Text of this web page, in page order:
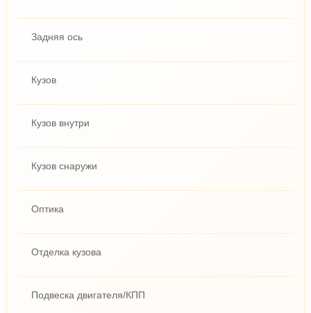
Задняя ось
Кузов
Кузов внутри
Кузов снаружи
Оптика
Отделка кузова
Подвеска двигателя/КПП